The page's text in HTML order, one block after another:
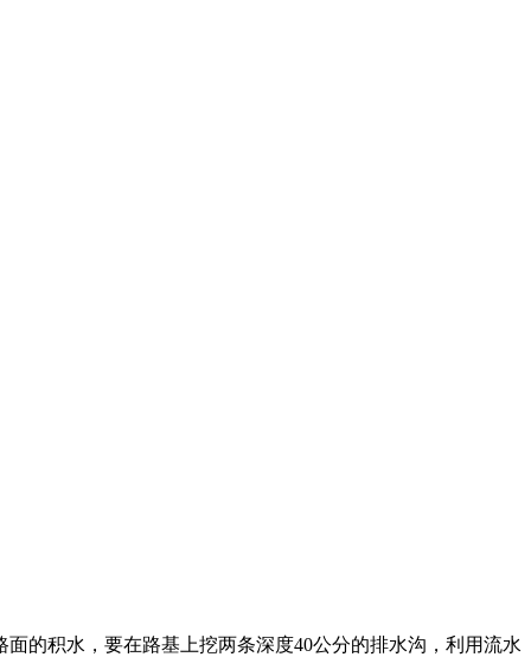
的积水，要在路基上挖两条深度40公分的排水沟，利用流水